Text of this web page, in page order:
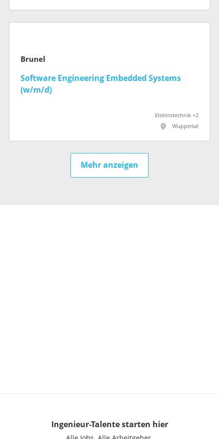
Brunel
Software Engineering Embedded Systems
(w/m/d)
Elektrotechnik +2
Wuppertal
Mehr anzeigen
Ingenieur-Talentestarten hier